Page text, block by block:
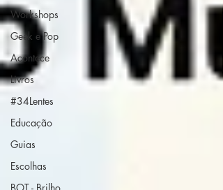
Workshops
Geek e Pop
Acontece
Livros
#34Lentes
Educação
Guias
Escolhas